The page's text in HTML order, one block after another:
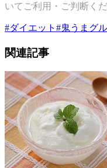
いてご利用・ご判断くだ
#ダイエット #鬼うまグ
関連記事